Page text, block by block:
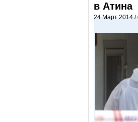
в Атина
24 Март 2014 /